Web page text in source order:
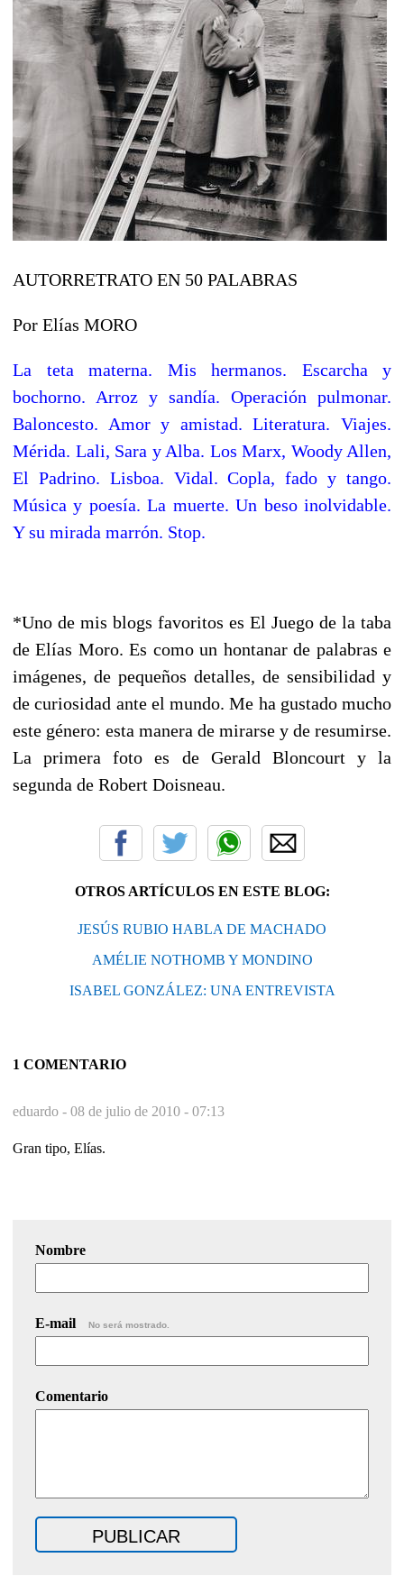
AUTORRETRATO EN 50 PALABRAS
Por Elías MORO
La teta materna. Mis hermanos. Escarcha y
bochorno. Arroz y sandía. Operación pulmonar.
Baloncesto. Amor y amistad. Literatura. Viajes.
Mérida. Lali, Sara y Alba. Los Marx, Woody Allen,
El Padrino. Lisboa. Vidal. Copla, fado y tango.
Música y poesía. La muerte. Un beso inolvidable.
Y su mirada marrón. Stop.
*Uno de mis blogs favoritos es El Juego de la taba
de Elías Moro. Es como un hontanar de palabras e
imágenes, de pequeños detalles, de sensibilidad y
de curiosidad ante el mundo. Me ha gustado mucho
este género: esta manera de mirarse y de resumirse.
La primera foto es de Gerald Bloncourt y la
segunda de Robert Doisneau.
OTROS ARTÍCULOS EN ESTE BLOG:
JESÚS RUBIO HABLA DE MACHADO
AMÉLIE NOTHOMB Y MONDINO
ISABEL GONZÁLEZ: UNA ENTREVISTA
1 COMENTARIO
eduardo - 08 de julio de 2010 - 07:13
Gran tipo, Elías.
Nombre
E-mail No será mostrado.
Comentario